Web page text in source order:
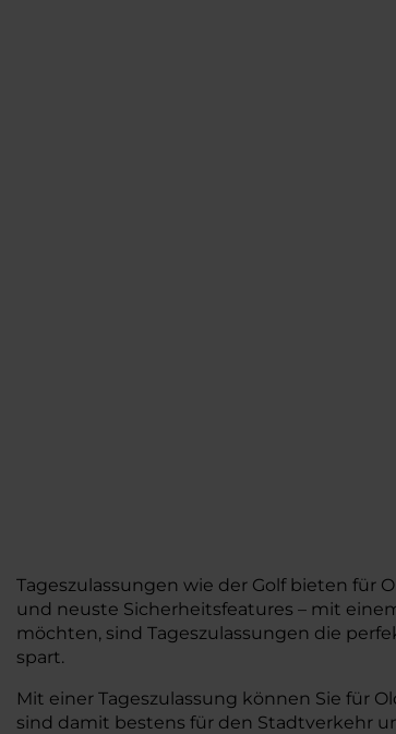
Tageszulassungen wie der Golf bieten für
und neuste Sicherheitsfeatures – mit
möchten, sind Tageszulassungen die
spart.
Mit einer Tageszulassung können Sie für
sind damit bestens für den Stadtverkehr